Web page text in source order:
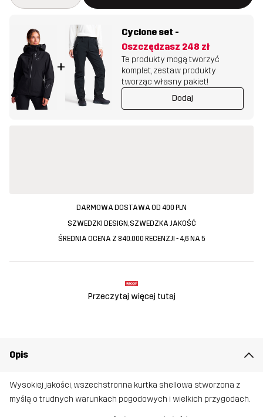
+
Cyclone set -
Oszczędzasz 248 zł
Te produkty mogą tworzyć
komplet, zestaw produkty
tworząc własny pakiet!
Dodaj
DARMOWA DOSTAWA OD 400 PLN
SZWEDZKI DESIGN, SZWEDZKA JAKOŚĆ
ŚREDNIA OCENA Z 840.000 RECENZJI - 4,6 NA 5
Przeczytaj więcej tutaj
Opis
Wysokiej jakości, wszechstronna kurtka shellowa stworzona z
myślą o trudnych warunkach pogodowych i wielkich przygodach.